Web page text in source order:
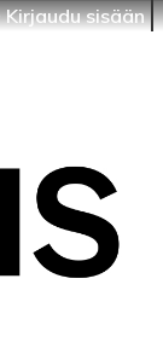
Kirjaudu sisään